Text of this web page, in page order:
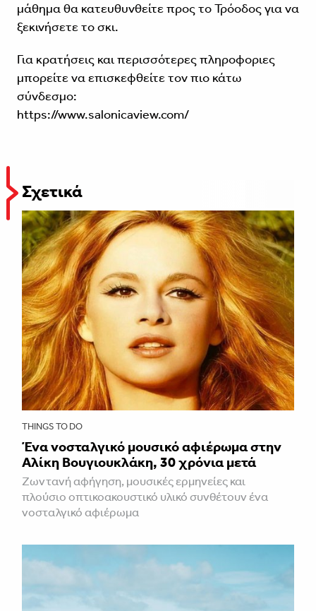
μάθημα θα κατευθυνθείτε προς το Τρόοδος για να
ξεκινήσετε το σκι.
Για κρατήσεις και περισσότερες πληροφοριες
μπορείτε να επισκεφθείτε τον πιο κάτω
σύνδεσμο:
https://www.salonicaview.com/
Σχετικά
THINGS TO DO
Ένα νοσταλγικό μουσικό αφιέρωμα στην
Αλίκη Βουγιουκλάκη, 30 χρόνια μετά
Ζωντανή αφήγηση, μουσικές ερμηνείες και
πλούσιο οπτικοακουστικό υλικό συνθέτουν ένα
νοσταλγικό αφιέρωμα